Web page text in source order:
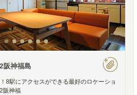
阪神福島
8駅にアクセスができる最好のロケーショ
阪神福